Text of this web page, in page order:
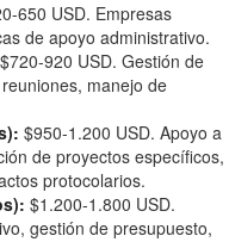
650 USD. Empresas
de apoyo administrativo.
$720-920 USD. Gestión de
manejo de
$950-1.200 USD. Apoyo a
de proyectos específicos,
protocolarios.
$1.200-1.800 USD.
gestión de presupuesto,